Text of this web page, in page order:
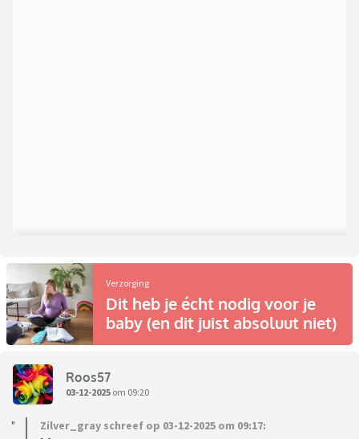
Verzorging
Dit heb je écht nodig voor je
baby (en dit juist absoluut niet)
Roos57
03-12-2025 om 09:20
Zilver_gray schreef op 03-12-2025 om 09:17: